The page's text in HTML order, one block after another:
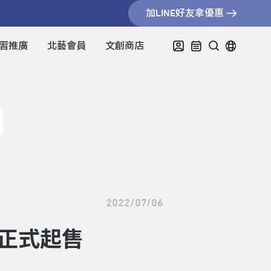
加LINE好友拿優惠
推廣 北藝會員 文創商店
2022/07/06
式起售